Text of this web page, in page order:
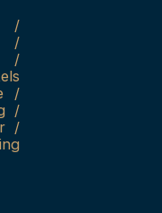
/
/
/
/
/
/